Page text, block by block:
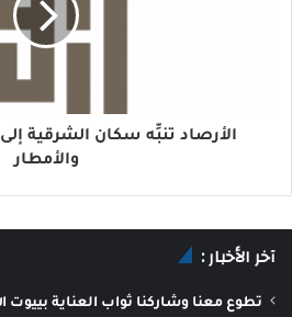
والأمطار
آخر الأخبار :
تطوع معنا وشاركنا ثواب العناية بييوت